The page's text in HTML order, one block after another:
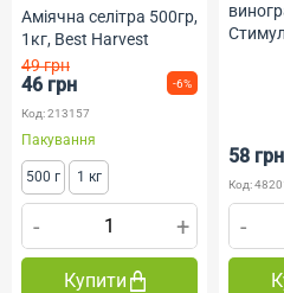
Аміячна селітра 500гр,
1кг, Best Harvest
49 грн
46 грн -6%
Код: 213157
Пакування
500 г 1 кг
- +
Купити
Стимул
58 грн
Код:
-